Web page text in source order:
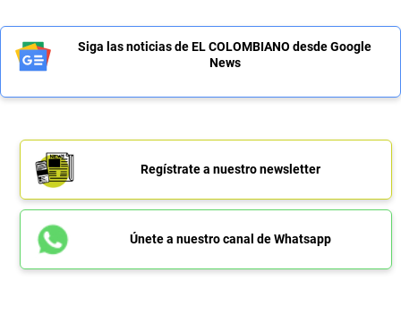
Siga las noticias de EL COLOMBIANO desde Google
News
Regístrate a nuestro newsletter
Únete a nuestro canal de Whatsapp